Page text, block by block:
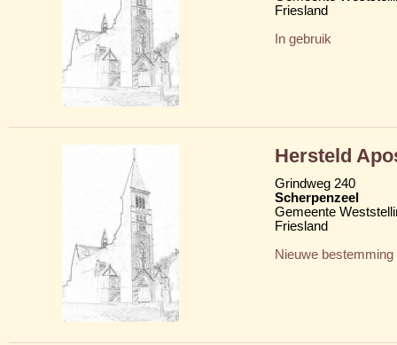
Friesland
In gebruik
Hersteld
Grindweg 240
Scherpenzeel
Gemeente
Friesland
Nieuwe bestemming